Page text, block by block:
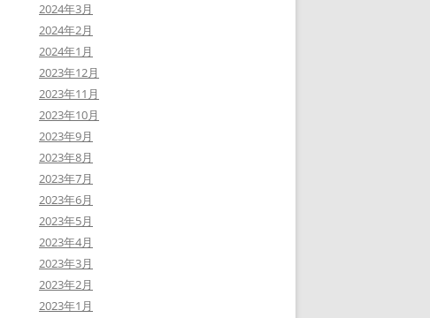
2024年3月
2024年2月
2024年1月
2023年12月
2023年11月
2023年10月
2023年9月
2023年8月
2023年7月
2023年6月
2023年5月
2023年4月
2023年3月
2023年2月
2023年1月